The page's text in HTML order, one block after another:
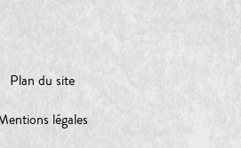
Plan du site
légales